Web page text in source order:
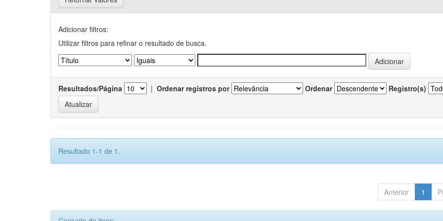
Adicionar filtros:
Utilizar filtros para refinar o resultado de busca.
Resultados/Página | Ordenar registros por Ordenar Registro(s)
Resultado 1-1 de 1.
Anterior 1